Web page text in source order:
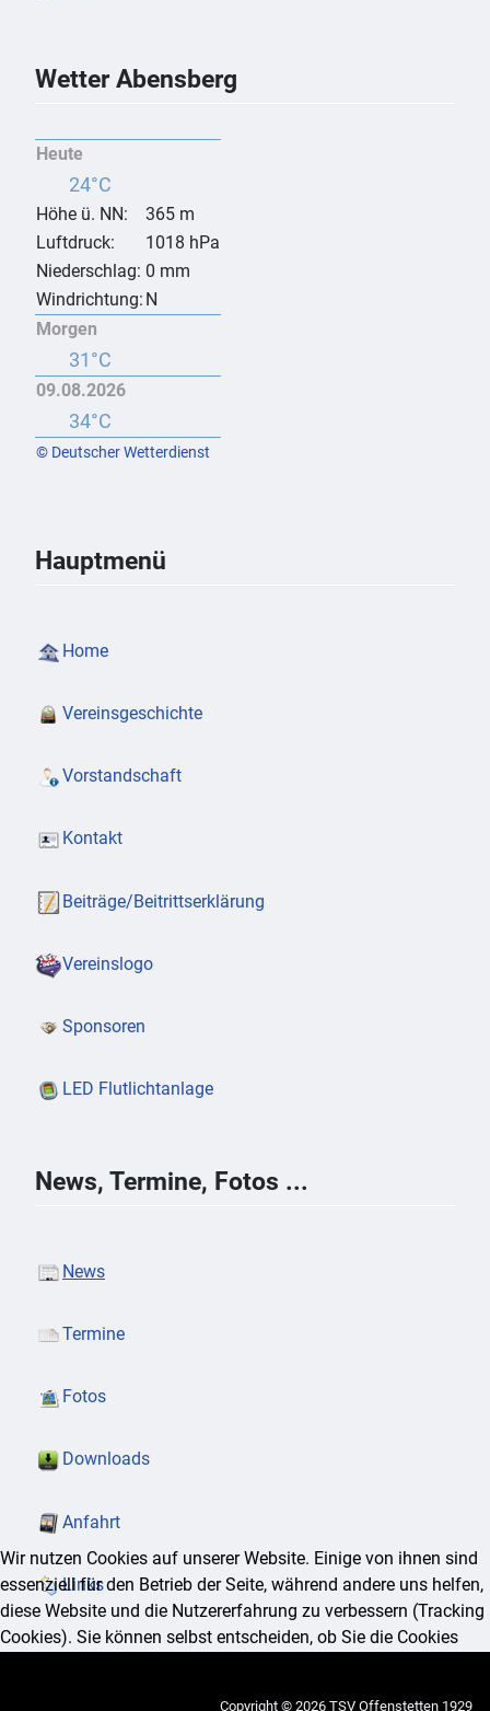
Hauptmenü
Home
Vereinsgeschichte
Vorstandschaft
Kontakt
Beiträge/Beitrittserklärung
Vereinslogo
Sponsoren
LED Flutlichtanlage
News, Termine, Fotos ...
News
Termine
Fotos
Downloads
Anfahrt
Links
Wetter Abensberg
Heute
24°C
Höhe ü. NN:
365 m
Luftdruck:
1018 hPa
Niederschlag: 0 mm
Windrichtung: N
Morgen
31°C
09.08.2026
34°C
© Deutscher Wetterdienst
Copyright © 2026 TSV Offenstetten 1929
Wir nutzen Cookies auf unserer Website. Einige von ihnen sind
essenziell für den Betrieb der Seite, während andere uns helfen,
diese Website und die Nutzererfahrung zu verbessern (Tracking
Cookies). Sie können selbst entscheiden, ob Sie die Cookies